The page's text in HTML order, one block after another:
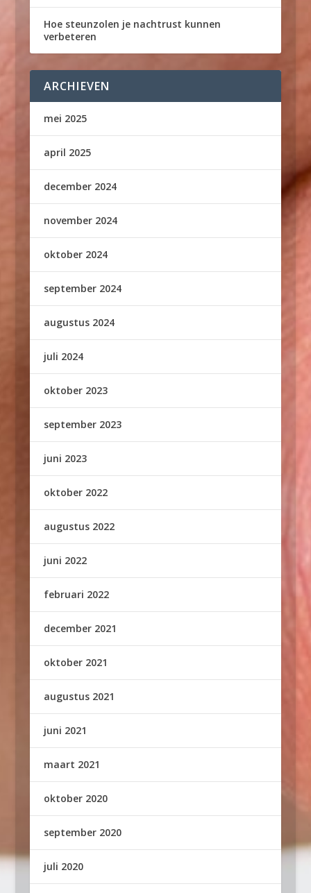
Hoe steunzolen je nachtrust kunnen
verbeteren
ARCHIEVEN
mei 2025
april 2025
december 2024
november 2024
oktober 2024
september 2024
augustus 2024
juli 2024
oktober 2023
september 2023
juni 2023
oktober 2022
augustus 2022
juni 2022
februari 2022
december 2021
oktober 2021
augustus 2021
juni 2021
maart 2021
oktober 2020
september 2020
juli 2020